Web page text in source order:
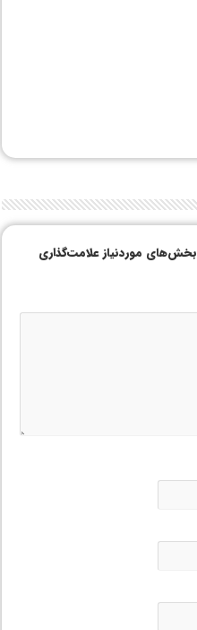
بخش‌های موردنیاز علامت‌گذاری